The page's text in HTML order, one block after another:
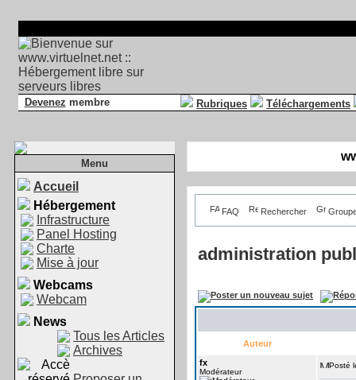
Devenez membre Rubriques Téléchargements
Menu
Accueil
Hébergement
Infrastructure
Panel Hosting
Charte
Mise à jour
Webcams
Webcam
News
Tous les Articles
Archives
FAQ Rechercher
administration
Auteur
fx
Modérateur
Posté